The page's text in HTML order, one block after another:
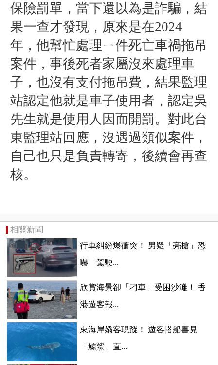
保險罰單，當下還以為是詐騙，結
果一查才發現，原來是在2024
年，他幫忙處理ㄧ件死亡車禍拖吊
案件，事後死者家屬沒來處理車
子，也沒有支付拖吊費，結果監理
站認定他就是車子使用者，認定吳
先生就是使用人因而開罰。對此台
東監理站回應，沒遇過類似案件，
自己也只是負責轉寄，後續會再查
核。
相關新聞
行車糾紛爆衝突！ 男疑「亮槍」恐
嚇 駕駛...
欣賞海景卻「刁車」受困沙灘！ 香
港遊客報...
東海岸嬌客現蹤！ 遊客搭船喜見
「鯨鯊」直...